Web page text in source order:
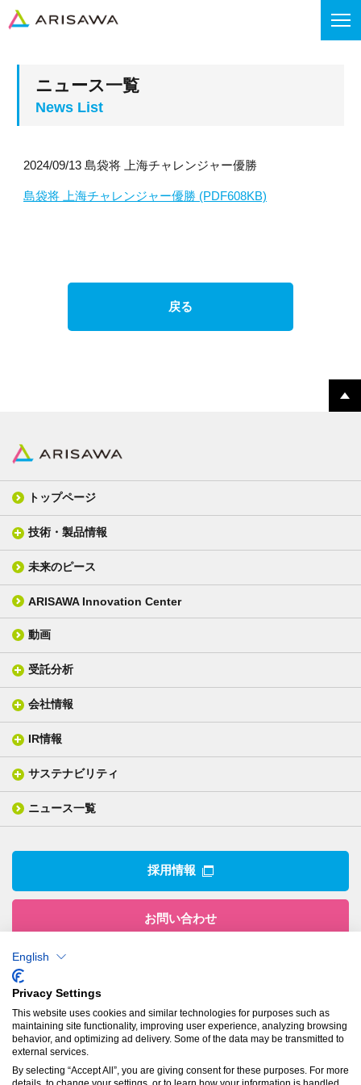
ニュース一覧
2024/09/13 島袋将 上海チャレンジャー優勝
島袋将 上海チャレンジャー優勝 (PDF608KB)
戻る
トップページ
技術・製品情報
FPC材料
カバーレイフィルム
銅張り積層板
層間接着シート
3D材料
電気絶縁・産業構造材料
織物製品
一般塗工製品
産業用構造材料
塗る
技術用語集
技術・製品情報トップ
未来のピース
ARISAWA Innovation Center
動画
受託分析
分析メニュー(事例)
分析ニュース
会社情報
会社概要
事業所
関係企業
IR情報
IR情報トップ
IRニュース
サステナビリティ
サステナビリティ・マネジメント
社会との関わり
ニュース一覧
採用情報
お問い合わせ
株式会社有沢製作所
本社
〒943-8610
新潟県上越市南本町1丁目5番5号
TEL：025-524-5121／FAX：025-524-1117
English
Privacy Settings
This website uses cookies and similar technologies for purposes such as
maintaining site functionality, improving user experience, analyzing browsing
behavior, and optimizing ad delivery. Some of the data may be transmitted to
external services.
By selecting “Accept All”, you are giving consent for these purposes. For more